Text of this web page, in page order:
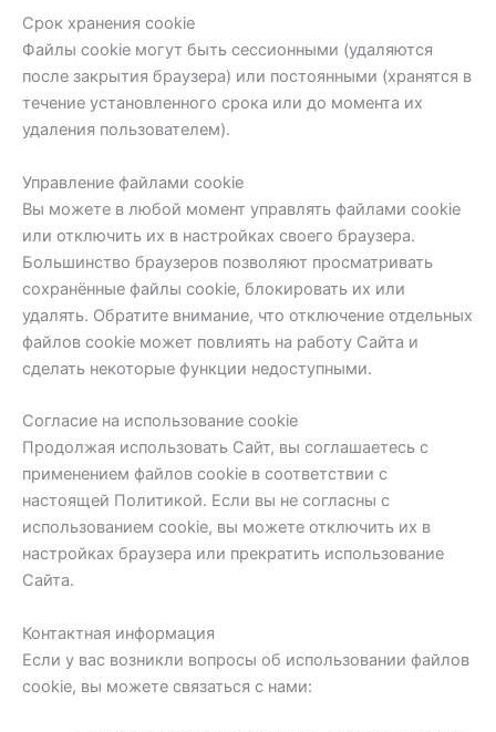
Срок хранения cookie
Файлы cookie могут быть сессионными (удаляются
после закрытия браузера) или постоянными (хранятся в
течение установленного срока или до момента их
удаления пользователем).
Управление файлами cookie
Вы можете в любой момент управлять файлами cookie
или отключить их в настройках своего браузера.
Большинство браузеров позволяют просматривать
сохранённые файлы cookie, блокировать их или
удалять. Обратите внимание, что отключение отдельных
файлов cookie может повлиять на работу Сайта и
сделать некоторые функции недоступными.
Согласие на использование cookie
Продолжая использовать Сайт, вы соглашаетесь с
применением файлов cookie в соответствии с
настоящей Политикой. Если вы не согласны с
использованием cookie, вы можете отключить их в
настройках браузера или прекратить использование
Сайта.
Контактная информация
Если у вас возникли вопросы об использовании файлов
cookie, вы можете связаться с нами: